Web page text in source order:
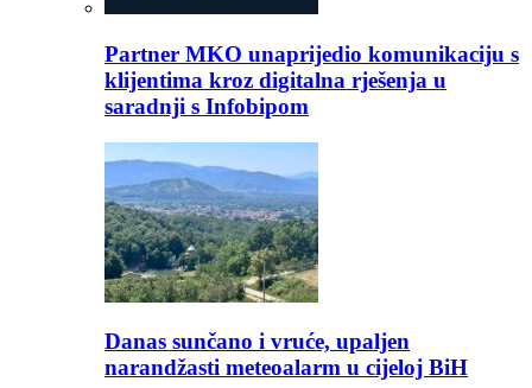
Partner MKO unaprijedio komunikaciju s
klijentima kroz digitalna rješenja u
saradnji s Infobipom
Danas sunčano i vruće, upaljen
narandžasti meteoalarm u cijeloj BiH